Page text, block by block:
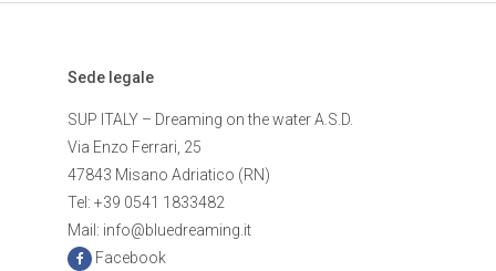
Sede legale
SUP ITALY – Dreaming on the water A.S.D.
Via Enzo Ferrari, 25
47843 Misano Adriatico (RN)
Tel: +39 0541 1833482
Mail: info@bluedreaming.it
Facebook